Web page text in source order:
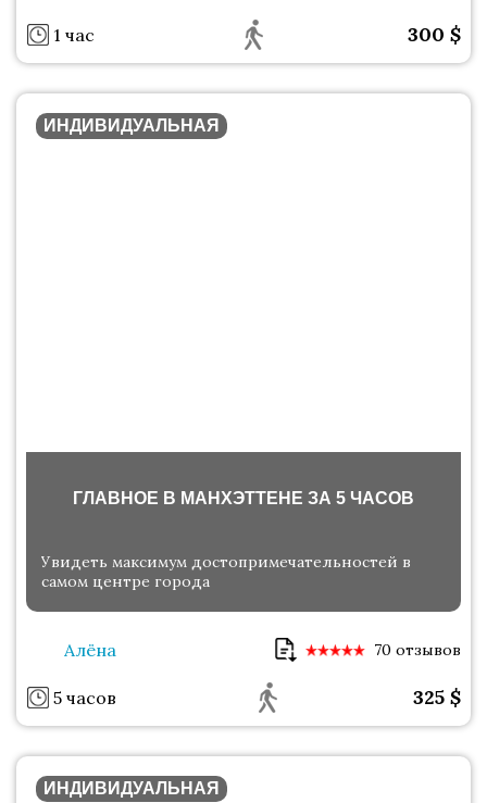
1 час 300 $
ИНДИВИДУАЛЬНАЯ
ГЛАВНОЕ В МАНХЭТТЕНЕ ЗА 5 ЧАСОВ
Увидеть максимум достопримечательностей в
самом центре города
Алёна 70 отзывов
5 часов 325 $
ИНДИВИДУАЛЬНАЯ